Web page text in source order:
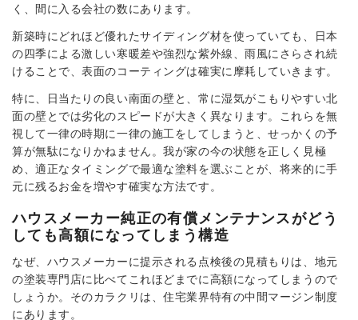
く、間に入る会社の数にあります。
新築時にどれほど優れたサイディング材を使っていても、日本
の四季による激しい寒暖差や強烈な紫外線、雨風にさらされ続
けることで、表面のコーティングは確実に摩耗していきます。
特に、日当たりの良い南面の壁と、常に湿気がこもりやすい北
面の壁とでは劣化のスピードが大きく異なります。これらを無
視して一律の時期に一律の施工をしてしまうと、せっかくの予
算が無駄になりかねません。我が家の今の状態を正しく見極
め、適正なタイミングで最適な塗料を選ぶことが、将来的に手
元に残るお金を増やす確実な方法です。
ハウスメーカー純正の有償メンテナンスがどう
しても高額になってしまう構造
なぜ、ハウスメーカーに提示される点検後の見積もりは、地元
の塗装専門店に比べてこれほどまでに高額になってしまうので
しょうか。そのカラクリは、住宅業界特有の中間マージン制度
にあります。